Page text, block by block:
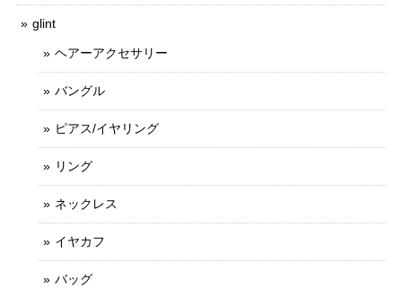
glint
ヘアーアクセサリー
バングル
ピアス/イヤリング
リング
ネックレス
イヤカフ
バッグ